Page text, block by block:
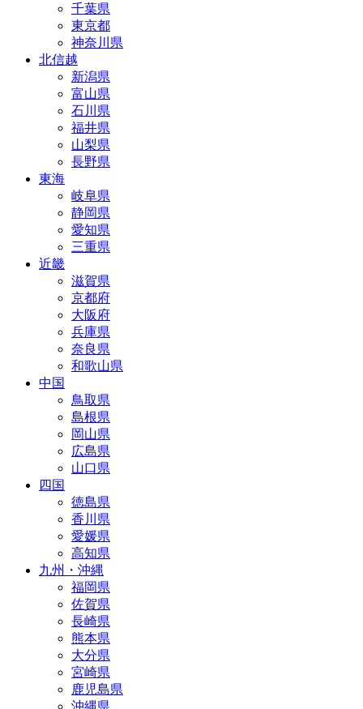
千葉県
東京都
神奈川県
北信越
新潟県
富山県
石川県
福井県
山梨県
長野県
東海
岐阜県
静岡県
愛知県
三重県
近畿
滋賀県
京都府
大阪府
兵庫県
奈良県
和歌山県
中国
鳥取県
島根県
岡山県
広島県
山口県
四国
徳島県
香川県
愛媛県
高知県
九州・沖縄
福岡県
佐賀県
長崎県
熊本県
大分県
宮崎県
鹿児島県